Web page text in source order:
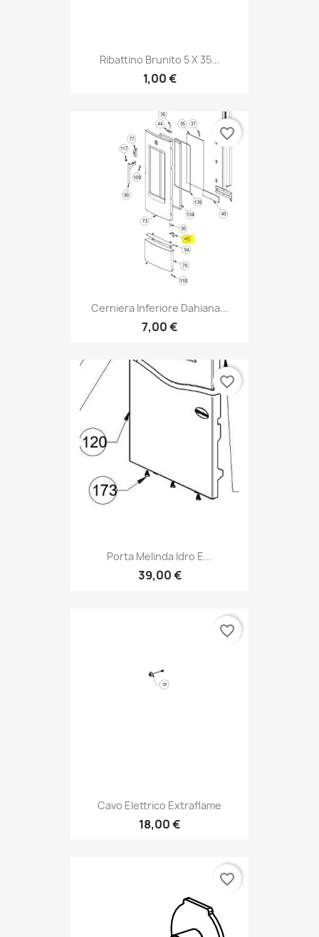
Ribattino Brunito 5 X 35...
1,00 €
Cerniera Inferiore Dahiana...
7,00 €
favorite_border
Porta Melinda Idro E...
39,00 €
favorite_border
Cavo Elettrico Extraflame
18,00 €
favorite_border
favorite_border